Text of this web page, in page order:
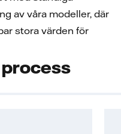
av våra modeller, där
stora värden för